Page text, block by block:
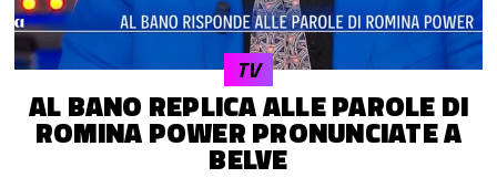
AL BANO REPLICA ALLE PAROLE DI
ROMINA POWER PRONUNCIATE A
BELVE
TV